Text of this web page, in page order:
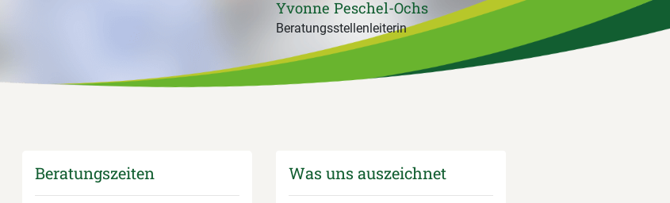
Yvonne Peschel-Ochs
Beratungsstellenleiterin
Beratungszeiten Was uns auszeichnet